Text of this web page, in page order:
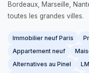
Bordeaux, Marseille,
toutes les grandes villes.
Immobilier neuf Paris
Appartement neuf
Alternatives au Pinel